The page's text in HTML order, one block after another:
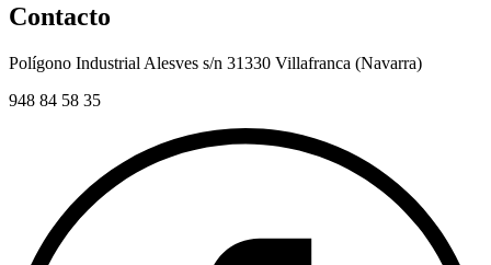
Contacto
Polígono Industrial Alesves s/n 31330 Villafranca (Navarra)
948 84 58 35